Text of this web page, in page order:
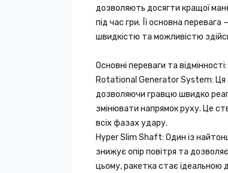
дозволяють досягти кращої
під час гри. Її основна
швидкістю та можливістю
Основні переваги та відмінності:
Rotational Generator System: Ця
дозволяючи гравцю швидко
змінювати напрямок руху. Це
всіх фазах удару.
Hyper Slim Shaft: Один із
знижує опір повітря та
цьому, ракетка стає ідеальною